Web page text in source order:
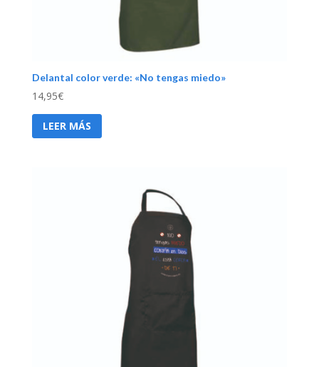
Delantal color verde: «No tengas miedo»
14,95€
LEER MÁS